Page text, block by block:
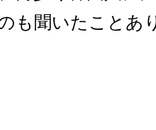
も聞いたことあ